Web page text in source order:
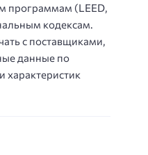
программам (LEED,
кодексам.
с поставщиками,
данные по
характеристик